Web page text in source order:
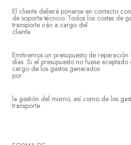
El cliente deberá ponerse en contacto
de soporte técncio. Todos los costes de
transporte irán a cargo del
Emitiremos un presupuesto de
días. Si el presupuesto no fuese
cargo de los gastos generados
la gestión del mismo, así como de los